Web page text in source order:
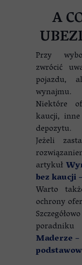
A
Przy
zwrócić
pojazdu,
wynajmu.
Niektóre
kaucji,
depozytu.
Jeżeli
artykuł
bez kaucji
Warto
ochrony
poradniku
Maderze –